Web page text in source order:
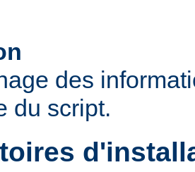
des
du script.